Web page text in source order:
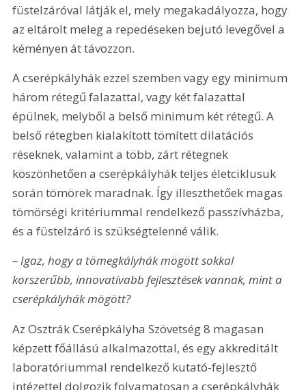
füstelzáróval látják el, mely megakadályozza, hogy
az eltárolt meleg a repedéseken bejutó levegővel a
kéményen át távozzon.
A cserépkályhák ezzel szemben vagy egy minimum
három rétegű falazattal, vagy két falazattal
épülnek, melyből a belső minimum két rétegű. A
belső rétegben kialakított tömített dilatációs
réseknek, valamint a több, zárt rétegnek
köszönhetően a cserépkályhák teljes életciklusuk
során tömörek maradnak. Így illeszthetőek magas
tömörségi kritériummal rendelkező passzívházba,
és a füstelzáró is szükségtelenné válik.
– Igaz, hogy a tömegkályhák mögött sokkal
korszerűbb, innovatívabb fejlesztések vannak, mint a
cserépkályhák mögött?
Az Osztrák Cserépkályha Szövetség 8 magasan
képzett főállású alkalmazottal, és egy akkreditált
laboratóriummal rendelkező kutató-fejlesztő
intézettel dolgozik folyamatosan a cserépkályhák